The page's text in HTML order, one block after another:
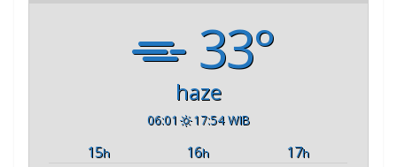
33°
haze
06:01 17:54 WIB
15h 16h 17h